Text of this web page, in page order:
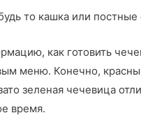
то кашка или постные
как готовить
меню. Конечно,
зеленая чечевица
время.